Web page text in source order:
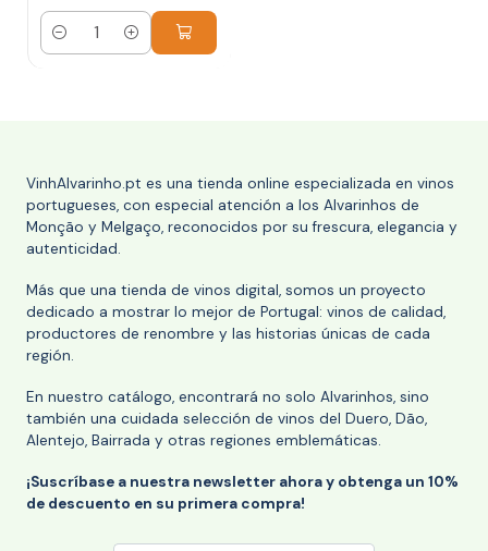
Cantidad
VinhAlvarinho.pt es una tienda online especializada en vinos
portugueses, con especial atención a los Alvarinhos de
Monção y Melgaço, reconocidos por su frescura, elegancia y
autenticidad.
Más que una tienda de vinos digital, somos un proyecto
dedicado a mostrar lo mejor de Portugal: vinos de calidad,
productores de renombre y las historias únicas de cada
región.
En nuestro catálogo, encontrará no solo Alvarinhos, sino
también una cuidada selección de vinos del Duero, Dão,
Alentejo, Bairrada y otras regiones emblemáticas.
¡Suscríbase a nuestra newsletter ahora y obtenga un 10%
de descuento en su primera compra!